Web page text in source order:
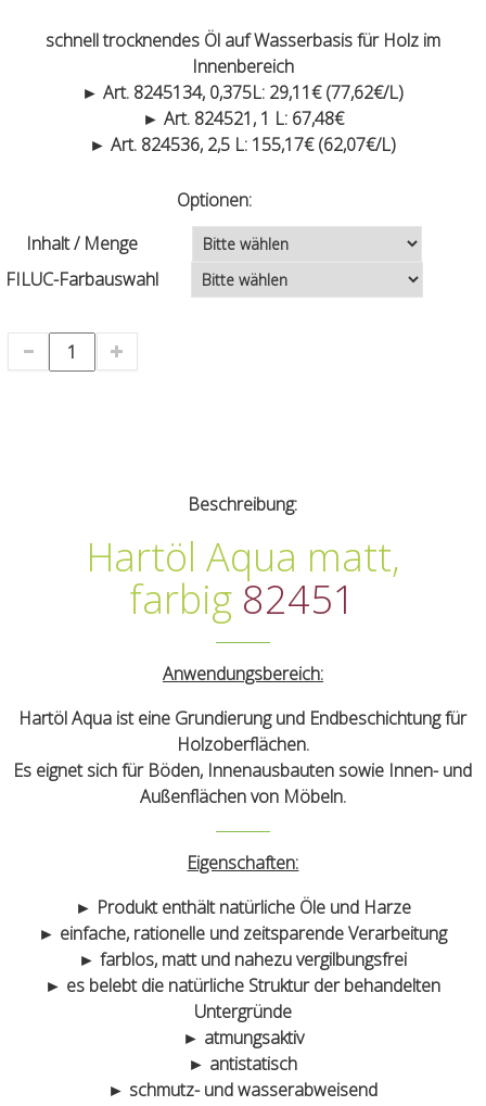
schnell trocknendes Öl auf Wasserbasis für Holz im
Innenbereich
► Art. 8245134, 0,375L: 29,11€ (77,62€/L)
► Art. 824521, 1 L: 67,48€
► Art. 824536, 2,5 L: 155,17€ (62,07€/L)
Optionen:
Inhalt / Menge
FILUC-Farbauswahl
Beschreibung:
Hartöl Aqua matt,
farbig 82451
Anwendungsbereich:
Hartöl Aqua ist eine Grundierung und Endbeschichtung für
Holzoberflächen.
Es eignet sich für Böden, Innenausbauten sowie Innen- und
Außenflächen von Möbeln.
Eigenschaften:
► Produkt enthält natürliche Öle und Harze
► einfache, rationelle und zeitsparende Verarbeitung
► farblos, matt und nahezu vergilbungsfrei
► es belebt die natürliche Struktur der behandelten
Untergründe
► atmungsaktiv
► antistatisch
► schmutz- und wasserabweisend